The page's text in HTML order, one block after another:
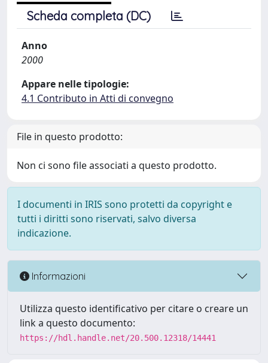
Scheda completa (DC)
Anno
2000
Appare nelle tipologie:
4.1 Contributo in Atti di convegno
File in questo prodotto:
Non ci sono file associati a questo prodotto.
I documenti in IRIS sono protetti da copyright e
tutti i diritti sono riservati, salvo diversa
indicazione.
Informazioni
Utilizza questo identificativo per citare o creare un
link a questo documento:
https://hdl.handle.net/20.500.12318/14441